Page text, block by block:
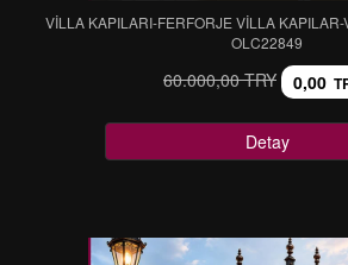
VİLLA KAPILARI-FERFORJE VİLLA
OLC22849
60.000,00 TRY 0,00
Detay